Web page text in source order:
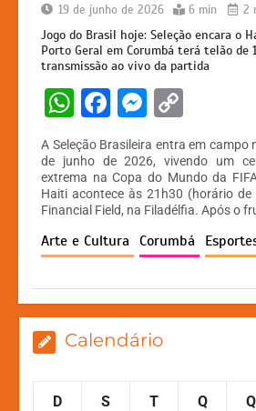
19 de junho de 2026 6 min 2
Jogo do Brasil hoje: Seleção encara o
Porto Geral em Corumbá terá telão de
transmissão ao vivo da partida
W
h
at
s
A
p
F
c
e
b
o
k
M
s
s
e
n
er
p
y
Li
n
A Seleção Brasileira entra em campo
de junho de 2026, vivendo um
extrema na Copa do Mundo da
Haiti acontece às 21h30 (horário de
Financial Field, na Filadélfia. Após o
Arte e Cultura Corumbá
Calendário
D S T Q Q